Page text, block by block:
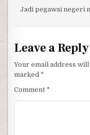
Jadi pegawai negeri
Leave a Reply
Your email address
marked *
Comment *